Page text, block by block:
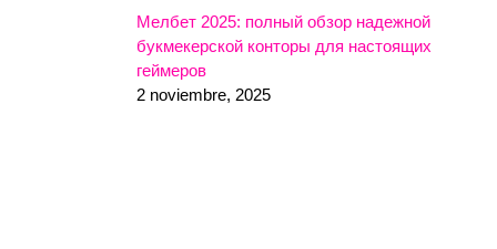
Мелбет 2025: полный обзор надежной
букмекерской конторы для настоящих
геймеров
2 noviembre, 2025